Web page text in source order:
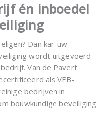
én inboedel
Dan kan uw
wordt uitgevoerd
Van de Pavert
als VEB-
bedrijven in
bouwkundige beveiliging